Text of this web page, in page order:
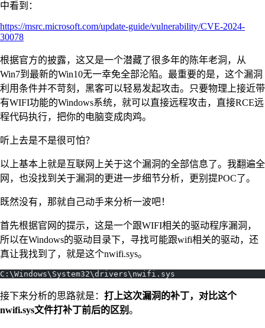
中看到：
https://msrc.microsoft.com/update-guide/vulnerability/CVE-2024-
30078
根据官方的披露，这又是一个潜藏了很多年的陈年老洞，从
Win7到最新的Win10无一幸免全部沦陷。最重要的是，这个漏洞
利用条件并不苛刻，黑客可以轻易发起攻击。只要物理上接近带
有WIFI功能的Windows系统，就可以直接远程攻击，直接RCE远
程代码执行，把你的电脑变成肉鸡。
听上去是不是很可怕？
以上基本上就是互联网上关于这个漏洞的全部信息了。我翻遍全
网，也没找到关于漏洞的更进一步细节分析，更别提POC了。
既然没有，那就自己动手来分析一波吧！
首先根据官网的提示，这是一个跟WIFI相关的驱动程序漏洞，
所以在Windows的驱动目录下，寻找可能跟wifi相关的驱动，还
真让我找到了，就是这个nwifi.sys。
C:\Windows\System32\drivers\nwifi.sys
接下来分析的思路就是： 打上这次漏洞的补丁，对比这个
nwifi.sys文件打补丁前后的区别 。